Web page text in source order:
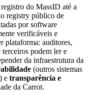
do MassID até a
registry público de
por software
verificáveis e
plataforma: auditores,
terceiros podem ler e
da infraestrutura da
(outros sistemas
e transparência e
da Carrot.